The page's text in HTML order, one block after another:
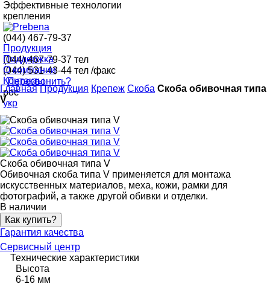
Эффективные технологии
крепления
(044) 467-79-37
(044) 467-79-37 тел
(044) 531-43-44 тел /факс
Перезвонить?
рос
укр
Продукция
Поддержка
О компании
Контакты
Главная Продукция Крепеж Скоба Скоба обивочная типа
V
Скоба обивочная типа V
Обивочная скоба типа V применяется для монтажа
искусственных материалов, меха, кожи, рамки для
фотографий, а также другой обивки и отделки.
В наличии
Как купить?
Гарантия качества
Сервисный центр
Технические характеристики
Высота
6-16 мм